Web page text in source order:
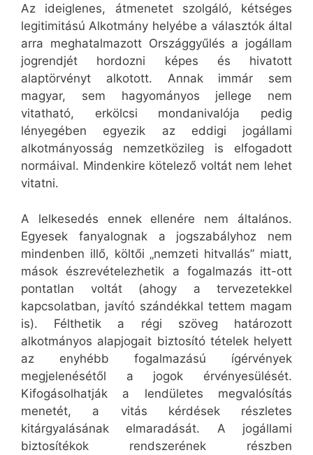
Az ideiglenes, átmenetet szolgáló, kétséges
legitimitású Alkotmány helyébe a választók által
arra meghatalmazott Országgyűlés a jogállam
jogrendjét hordozni képes és hivatott
alaptörvényt alkotott. Annak immár sem
magyar, sem hagyományos jellege nem
vitatható, erkölcsi mondanivalója pedig
lényegében egyezik az eddigi jogállami
alkotmányosság nemzetközileg is elfogadott
normáival. Mindenkire kötelező voltát nem lehet
vitatni.
A lelkesedés ennek ellenére nem általános.
Egyesek fanyalognak a jogszabályhoz nem
mindenben illő, költői „nemzeti hitvallás” miatt,
mások észrevételezhetik a fogalmazás itt-ott
pontatlan voltát (ahogy a tervezetekkel
kapcsolatban, javító szándékkal tettem magam
is). Félthetik a régi szöveg határozott
alkotmányos alapjogait biztosító tételek helyett
az enyhébb fogalmazású ígérvények
megjelenésétől a jogok érvényesülését.
Kifogásolhatják a lendületes megvalósítás
menetét, a vitás kérdések részletes
kitárgyalásának elmaradását. A jogállami
biztosítékok rendszerének részben